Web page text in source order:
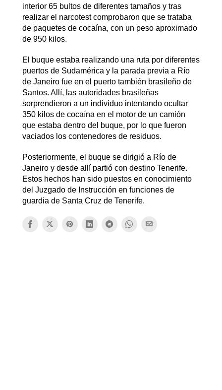
interior 65 bultos de diferentes tamaños y tras
realizar el narcotest comprobaron que se trataba
de paquetes de cocaína, con un peso aproximado
de 950 kilos.
El buque estaba realizando una ruta por diferentes
puertos de Sudamérica y la parada previa a Río
de Janeiro fue en el puerto también brasileño de
Santos. Allí, las autoridades brasileñas
sorprendieron a un individuo intentando ocultar
350 kilos de cocaína en el motor de un camión
que estaba dentro del buque, por lo que fueron
vaciados los contenedores de residuos.
Posteriormente, el buque se dirigió a Río de
Janeiro y desde allí partió con destino Tenerife.
Estos hechos han sido puestos en conocimiento
del Juzgado de Instrucción en funciones de
guardia de Santa Cruz de Tenerife.